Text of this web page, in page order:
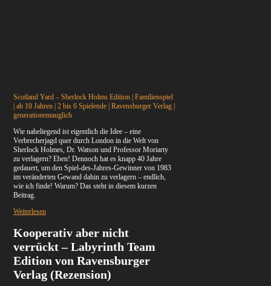
Scotland Yard – Sherlock Holms Edition | Familienspiel
| ab 10 Jahren | 2 bis 6 Spielende | Ravensburger Verlag |
generationentauglich
Wie naheliegend ist eigentlich die Idee – eine
Verbrecherjagd quer durch London in die Welt von
Sherlock Holmes, Dr. Watson und Professor Moriarty
zu verlagern? Eben! Dennoch hat es knapp 40 Jahre
gedauert, um den Spiel-des-Jahres-Gewinner von 1983
im veränderten Gewand dahin zu verlagern – endlich,
wie ich finde! Warum? Das steht in diesem kurzen
Beitrag.
Weiterlesen
Kooperativ aber nicht
verrückt – Labyrinth Team
Edition von Ravensburger
Verlag (Rezension)